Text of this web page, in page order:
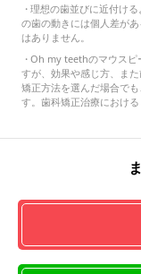
・理想の歯並びに近付け
の歯の動きには個人差が
はありません。
・Oh my teethのマウスピ
すが、効果や感じ方、ま
矯正方法を選んだ場合で
す。歯科矯正治療におけ